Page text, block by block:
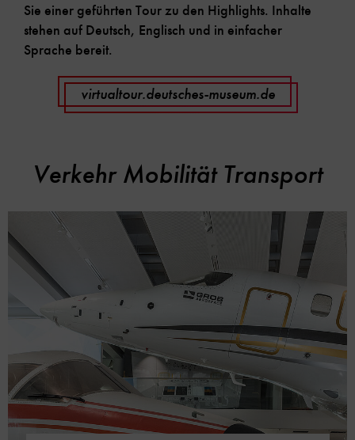
Sie einer geführten Tour zu den Highlights. Inhalte
stehen auf Deutsch, Englisch und in einfacher
Sprache bereit.
virtualtour.deutsches-museum.de
Verkehr Mobilität Transport